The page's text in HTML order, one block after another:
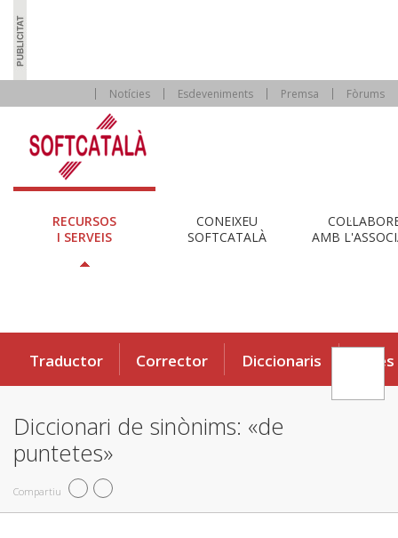
Notícies Esdeveniments Premsa Fòrums
RECURSOS
I SERVEIS
CONEIXEU
SOFTCATALÀ
AMB
Traductor Corrector Diccionaris Eines
Diccionari de sinònims: «de
puntetes»
Compartiu